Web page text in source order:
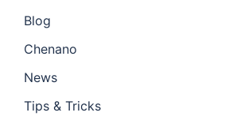
Blog
Chenano
News
Tips & Tricks